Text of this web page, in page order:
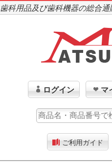
歯科用品及び歯科機器の総合通
ログイン マ
ご利用ガイド